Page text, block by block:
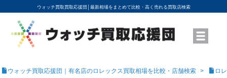
ウォッチ買取買取応援団│ 最新相場をまとめて比較・高く売れる買取店検索
YouTubeで動画を公開中
ROLEXモデル名から買取相場を調べる
高級時計ブランド名から買取相場を調べる
地域から買取店を探す
店舗名から買取店を探す
ブランド時計を高く売る方法
買取査定を依頼する
ウォッチ買取応援団｜有名店のロレックス買取相場を比較・店舗検索 ロ